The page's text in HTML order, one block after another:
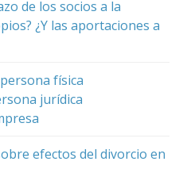
de los socios a la
¿Y las aportaciones a
física
jurídica
efectos del divorcio en